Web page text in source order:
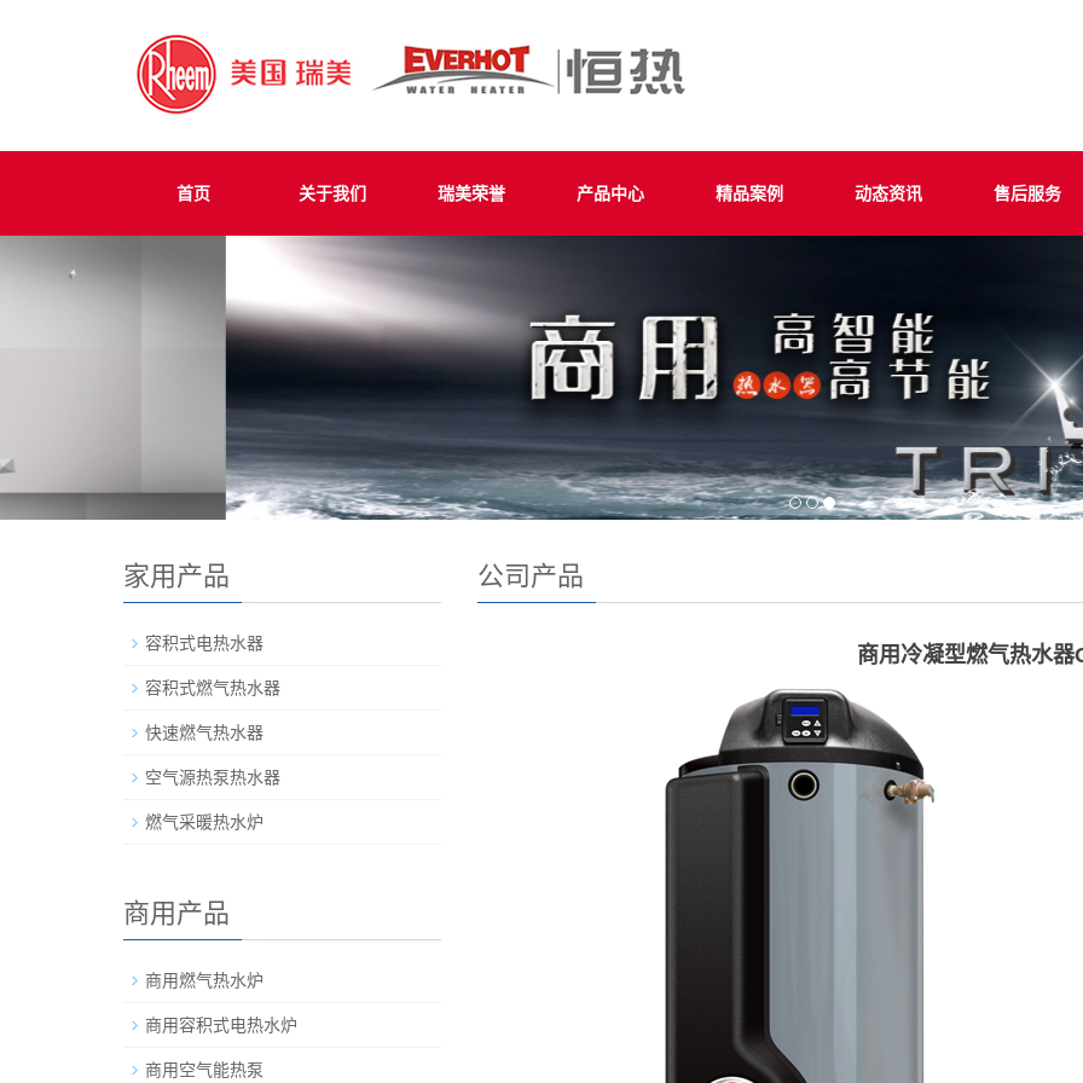
首页 关于我们 瑞美荣誉 产品中心 精品案例 动态资讯 售后服务
公司产品
商用冷凝型燃气热水器
家用产品
容积式电热水器
容积式燃气热水器
快速燃气热水器
空气源热泵热水器
燃气采暖热水炉
商用产品
商用燃气热水炉
商用容积式电热水炉
商用空气能热泵